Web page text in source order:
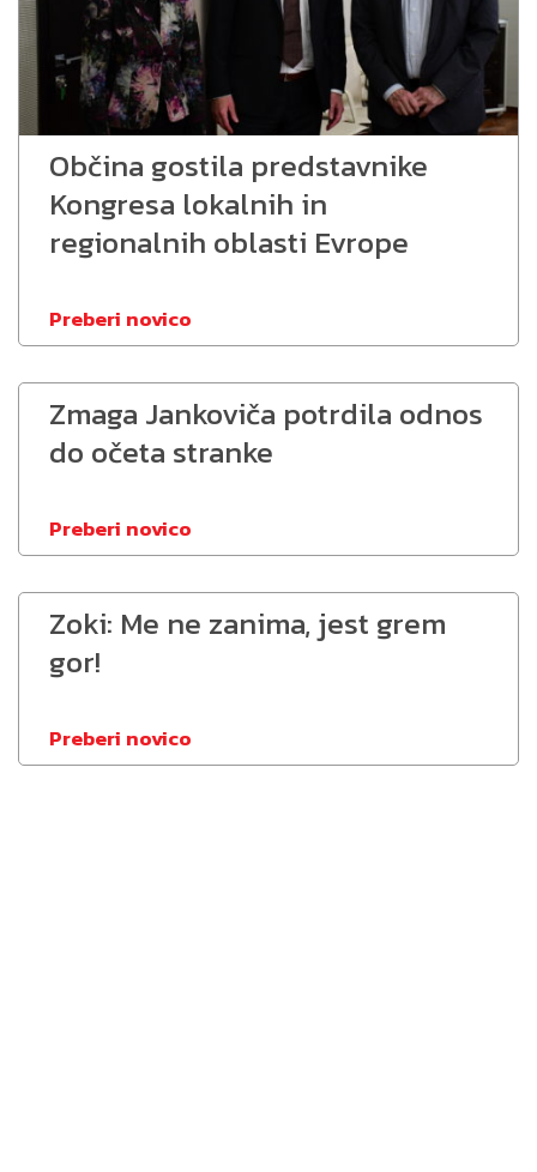
Občina gostila predstavnike
Kongresa lokalnih in
regionalnih oblasti Evrope
Preberi novico
Zmaga Jankoviča potrdila odnos
do očeta stranke
Preberi novico
Zoki: Me ne zanima, jest grem
gor!
Preberi novico